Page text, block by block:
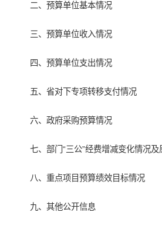
二、预算单位基本情况
三、预算单位收入情况
四、预算单位支出情况
五、省对下专项转移支付情况
六、政府采购预算情况
七、部门“三公”经费增减变化情况及
八、重点项目预算绩效目标情况
九、其他公开信息